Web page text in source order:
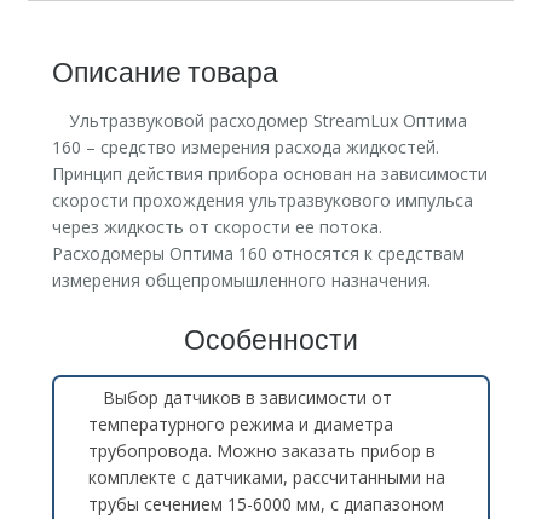
Описание товара
Ультразвуковой расходомер StreamLux Оптима
160 – средство измерения расхода жидкостей.
Принцип действия прибора основан на зависимости
скорости прохождения ультразвукового импульса
через жидкость от скорости ее потока.
Расходомеры Оптима 160 относятся к средствам
измерения общепромышленного назначения.
Особенности
Выбор датчиков в зависимости от
температурного режима и диаметра
трубопровода. Можно заказать прибор в
комплекте с датчиками, рассчитанными на
трубы сечением 15-6000 мм, с диапазоном